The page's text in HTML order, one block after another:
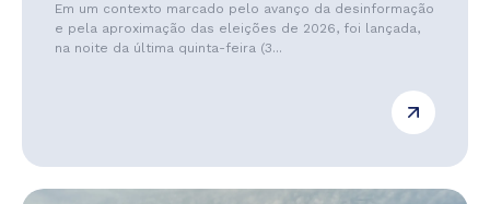
Em um contexto marcado pelo avanço da desinformação
e pela aproximação das eleições de 2026, foi lançada,
na noite da última quinta-feira (3...